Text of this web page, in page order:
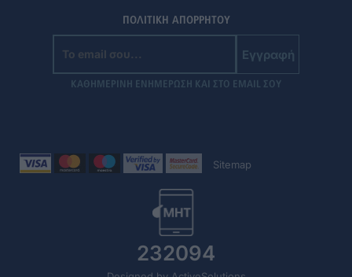
ΠΟΛΙΤΙΚΗ ΑΠΟΡΡΗΤΟΥ
Εγγραφή
ΚΑΘΗΜΕΡΙΝΗ ΕΝΗΜΕΡΩΣΗ ΚΑΙ ΣΤΟ EMAIL ΣΟΥ
Sitemap
232094